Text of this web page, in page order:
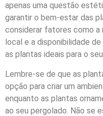
apenas uma questão
garantir o bem-estar das
considerar fatores como a
local e a disponibilidade
as plantas ideais para o
Lembre-se de que as
opção para criar um
enquanto as plantas
ao seu pergolado. Não se